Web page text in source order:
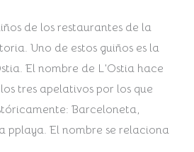
de los restaurantes de la
Uno de estos guiños es la
El nombre de L’Ostia hace
tres apelativos por los que
Barceloneta,
pplaya. El nombre se relaciona